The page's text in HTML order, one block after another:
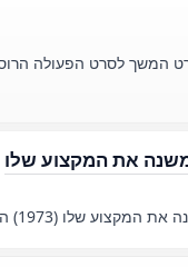
הוא סרט המשך לסרט
'משנה את המקצוע שלו
זמן שמעבירה גיבורים לתקופות שונות, מה שמוביל למצבים מצחיקים ולא צפויים.